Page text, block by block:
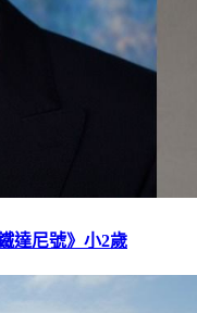
達尼號》小2歲